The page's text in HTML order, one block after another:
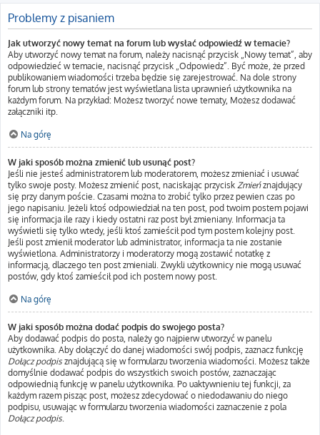
Problemy z pisaniem
Jak utworzyć nowy temat na forum lub wysłać odpowiedź w temacie?
Aby utworzyć nowy temat na forum, należy nacisnąć przycisk „Nowy temat”, aby
odpowiedzieć w temacie, nacisnąć przycisk „Odpowiedz”. Być może, że przed
publikowaniem wiadomości trzeba będzie się zarejestrować. Na dole strony
forum lub strony tematów jest wyświetlana lista uprawnień użytkownika na
każdym forum. Na przykład: Możesz tworzyć nowe tematy, Możesz dodawać
załączniki itp.
Na górę
W jaki sposób można zmienić lub usunąć post?
Jeśli nie jesteś administratorem lub moderatorem, możesz zmieniać i usuwać
tylko swoje posty. Możesz zmienić post, naciskając przycisk Zmieńznajdujący
się przy danym poście. Czasami można to zrobić tylko przez pewien czas po
jego napisaniu. Jeżeli ktoś odpowiedział na ten post, pod twoim postem pojawi
się informacja ile razy i kiedy ostatni raz post był zmieniany. Informacja ta
wyświetli się tylko wtedy, jeśli ktoś zamieścił pod tym postem kolejny post.
Jeśli post zmienił moderator lub administrator, informacja ta nie zostanie
wyświetlona. Administratorzy i moderatorzy mogą zostawić notatkę z
informacją, dlaczego ten post zmieniali. Zwykli użytkownicy nie mogą usuwać
postów, gdy ktoś zamieścił pod ich postem nowy post.
Na górę
W jaki sposób można dodać podpis do swojego posta?
Aby dodawać podpis do posta, należy go najpierw utworzyć w panelu
użytkownika. Aby dołączyć do danej wiadomości swój podpis, zaznacz funkcję
Dołącz podpis znajdującą się w formularzu tworzenia wiadomości. Możesz także
domyślnie dodawać podpis do wszystkich swoich postów, zaznaczając
odpowiednią funkcję w panelu użytkownika. Po uaktywnieniu tej funkcji, za
każdym razem pisząc post, możesz zdecydować o niedodawaniu do niego
podpisu, usuwając w formularzu tworzenia wiadomości zaznaczenie z pola
Dołącz podpis.